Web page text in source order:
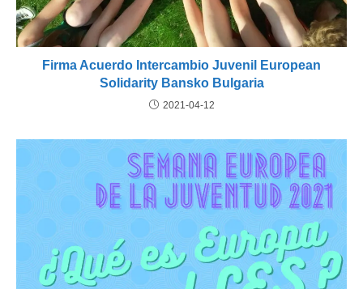
Firma Acuerdo Intercambio Juvenil European
Solidarity Bansko Bulgaria
2021-04-12